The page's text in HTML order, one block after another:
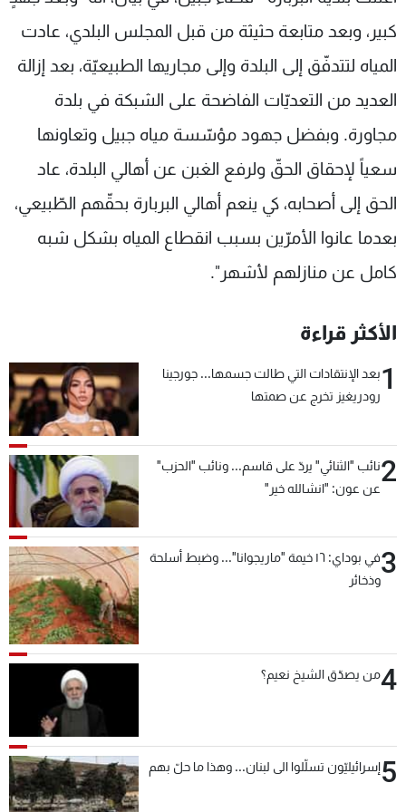
كبير، وبعد متابعة حثيثة من قبل المجلس البلدي، عادت
المياه لتتدفّق إلى البلدة وإلى مجاريها الطبيعيّة، بعد إزالة
العديد من التعديّات الفاضحة على الشبكة في بلدة
مجاورة. وبفضل جهود مؤسّسة مياه جبيل وتعاونها
سعياً لإحقاق الحقّ ولرفع الغبن عن أهالي البلدة، عاد
الحق إلى أصحابه، كي ينعم أهالي البربارة بحقّهم الطّبيعي،
بعدما عانوا الأمرّين بسبب انقطاع المياه بشكل شبه
كامل عن منازلهم لأشهر".
الأكثر قراءة
1بعد الإنتقادات التي طالت جسمها... جورجينا
رودريغيز تخرج عن صمتها
2نائب "الثنائي" يردّ على قاسم... ونائب "الحزب"
عن عون: "انشالله خير"
3
في بوداي: ١٦ خيمة "ماريجوانا"... وضبط أسلحة
وذخائر
4من يصدّق الشيخ نعيم؟
5إسرائيليّون تسلّلوا الى لبنان... وهذا ما حلّ بهم
شاهد البرامج
الترددات
عن MTV
لاعلاناتكم
وظائف
شروط الإسـتخدام
سياسة الخصوصية